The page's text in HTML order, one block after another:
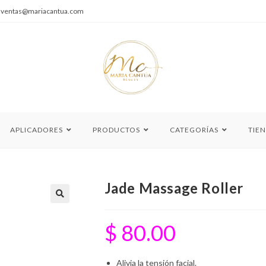
ventas@mariacantua.com
APLICADORES PRODUCTOS CATEGORÍAS
Jade Massage Roller
$ 80.00
Alivia la tensión facial.